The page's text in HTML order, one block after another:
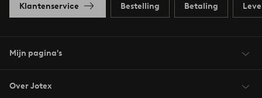
Klantenservice Bestelling Betaling
Mijn pagina's
Over Jotex